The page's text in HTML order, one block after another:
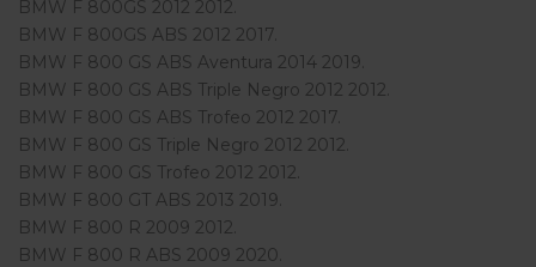
BMW F 800GS 2012 2012.
BMW F 800GS ABS 2012 2017.
BMW F 800 GS ABS Aventura 2014 2019.
BMW F 800 GS ABS Triple Negro 2012 2012.
BMW F 800 GS ABS Trofeo 2012 2017.
BMW F 800 GS Triple Negro 2012 2012.
BMW F 800 GS Trofeo 2012 2012.
BMW F 800 GT ABS 2013 2019.
BMW F 800 R 2009 2012.
BMW F 800 R ABS 2009 2020.